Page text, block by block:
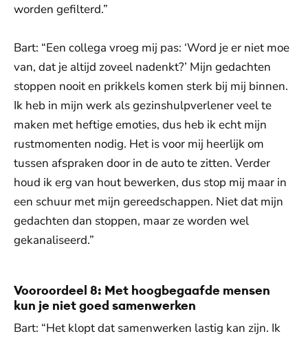
worden gefilterd.”
Bart: “Een collega vroeg mij pas: ‘Word je er niet moe
van, dat je altijd zoveel nadenkt?’ Mijn gedachten
stoppen nooit en prikkels komen sterk bij mij binnen.
Ik heb in mijn werk als gezinshulpverlener veel te
maken met heftige emoties, dus heb ik echt mijn
rustmomenten nodig. Het is voor mij heerlijk om
tussen afspraken door in de auto te zitten. Verder
houd ik erg van hout bewerken, dus stop mij maar in
een schuur met mijn gereedschappen. Niet dat mijn
gedachten dan stoppen, maar ze worden wel
gekanaliseerd.”
Vooroordeel 8: Met hoogbegaafde mensen
kun je niet goed samenwerken
Bart: “Het klopt dat samenwerken lastig kan zijn. Ik